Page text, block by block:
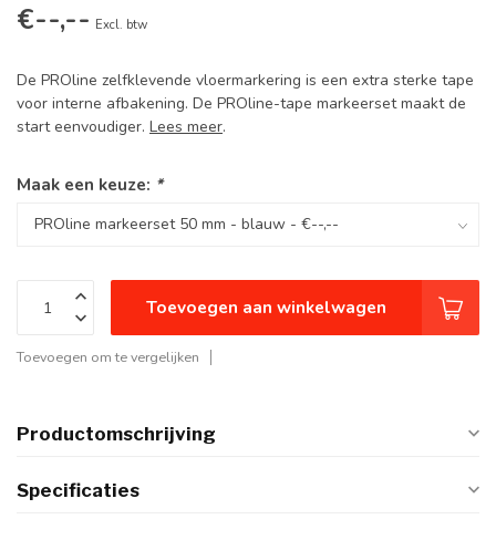
€--,-- Excl. btw
De PROline zelfklevende vloermarkering is een extra sterke tape
voor interne afbakening. De PROline-tape markeerset maakt de
start eenvoudiger. Lees meer.
Maak een keuze: *
Toevoegen aan winkelwagen
Toevoegen om te vergelijken
Productomschrijving
Specificaties